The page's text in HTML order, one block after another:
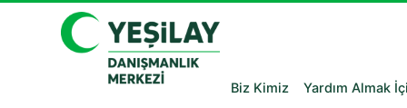
Biz Kimiz Yardım Almak